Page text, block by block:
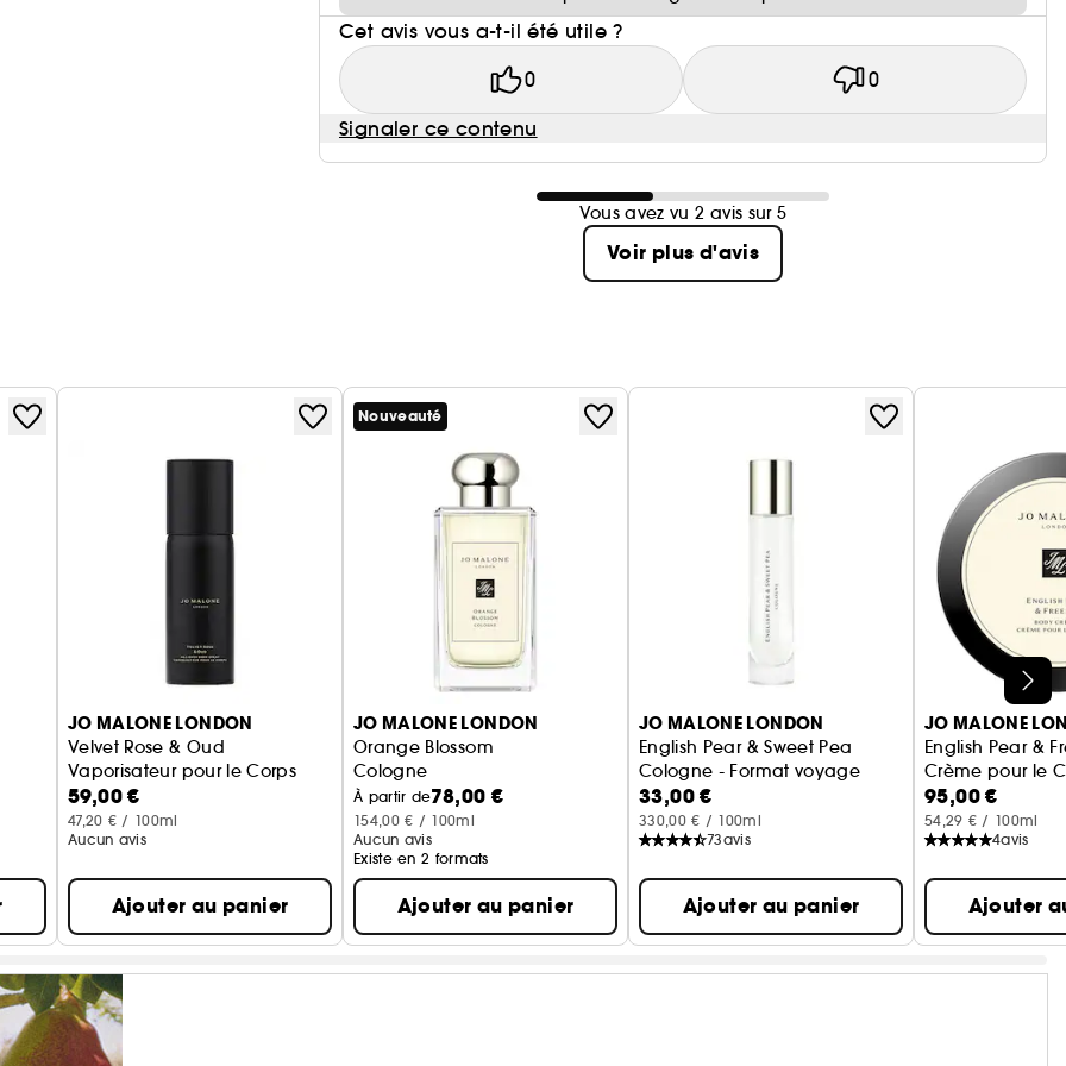
Cet avis vous a-t-il été utile ?
0 0
Signaler ce contenu
Vous avez vu 2 avis sur 5
Voir plus d'avis
JO MALONE LONDON
Velvet Rose & Oud
Vaporisateur pour le Corps
59,00 €
47,20 € / 100ml
Aucun avis
Ajouter au panier
Nouveauté
JO MALONE LONDON
Orange Blossom
Cologne
À partir de78,00 €
154,00 € / 100ml
Aucun avis
Existe en 2 formats
Ajouter au panier
JO MALONE LONDON
English Pear & Sweet Pea
Cologne - Format voyage
33,00 €
330,00 € / 100ml
73avis
Ajouter au panier
JO MALONE
English Pear &
Crème pour le
95,00 €
54,29 € / 100ml
4avis
Ajouter